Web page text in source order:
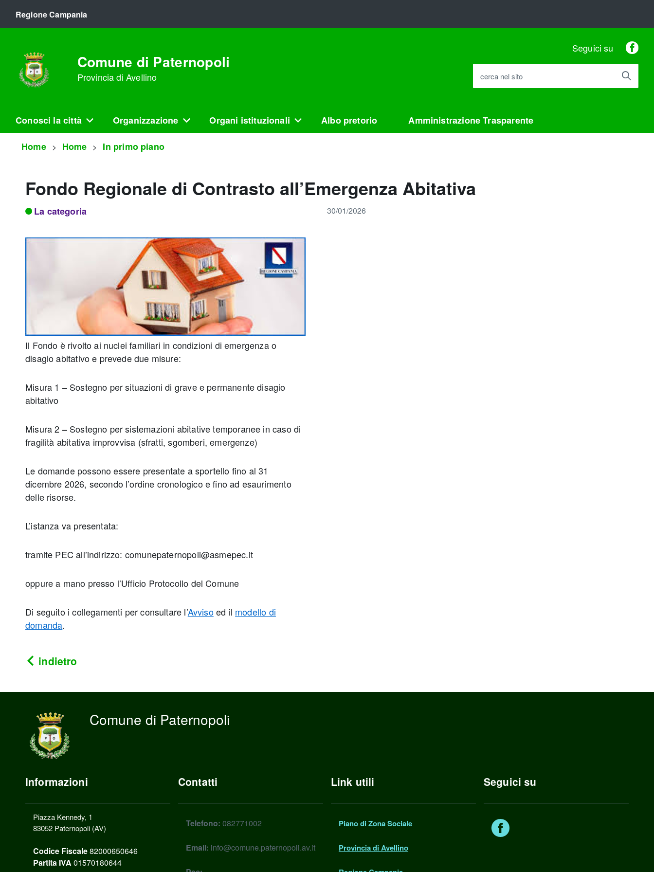
Regione Campania
Comune di Paternopoli
Provincia di Avellino
Seguici su
cerca nel sito
Conosci la città Organizzazione Organi istituzionali Albo pretorio Amministrazione Trasparente
Home Home In primo piano
Fondo Regionale di Contrasto all’Emergenza Abitativa
La categoria 30/01/2026
Il Fondo è rivolto ai nuclei familiari in condizioni di emergenza o
disagio abitativo e prevede due misure:
Misura 1 – Sostegno per situazioni di grave e permanente disagio
abitativo
Misura 2 – Sostegno per sistemazioni abitative temporanee in caso di
fragilità abitativa improvvisa (sfratti, sgomberi, emergenze)
Le domande possono essere presentate a sportello fino al 31
dicembre 2026, secondo l’ordine cronologico e fino ad esaurimento
delle risorse.
L’istanza va presentata:
tramite PEC all’indirizzo: comunepaternopoli@asmepec.it
oppure a mano presso l’Ufficio Protocollo del Comune
Di seguito i collegamenti per consultare l’Avvisoed il modello di
domanda.
indietro
Comune di Paternopoli
Informazioni
Piazza Kennedy, 1
83052 Paternopoli (AV)
Codice Fiscale82000650646
Partita IVA 01570180644
Contatti
Telefono: 082771002
Email: info@comune.paternopoli.av.it
Link utili
Piano di Zona Sociale
Provincia di Avellino
Seguici su